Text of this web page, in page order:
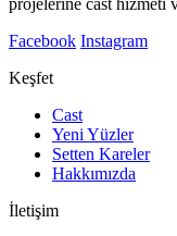
Facebook Instagram
Keşfet
Cast
Yeni Yüzler
Setten Kareler
Hakkımızda
İletişim